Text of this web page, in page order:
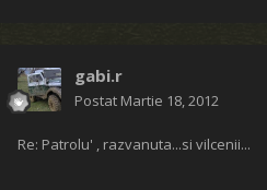
gabi.r
Postat Martie 18, 2012
Re: Patrolu' , razvanuta...si vilcenii...